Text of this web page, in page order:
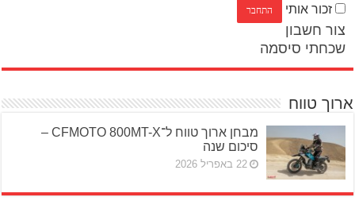
זכור אותי
צור חשבון
שכחתי סיסמה
ארוך טווח
מבחן ארוך טווח ל־CFMOTO 800MT-X –
סיכום שנה
22 באפריל 2026